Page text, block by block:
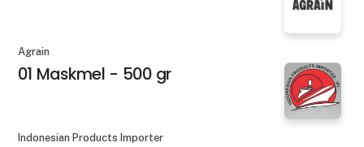
Agrain
01 Maskmel - 500 gr
Indonesian Products Importer